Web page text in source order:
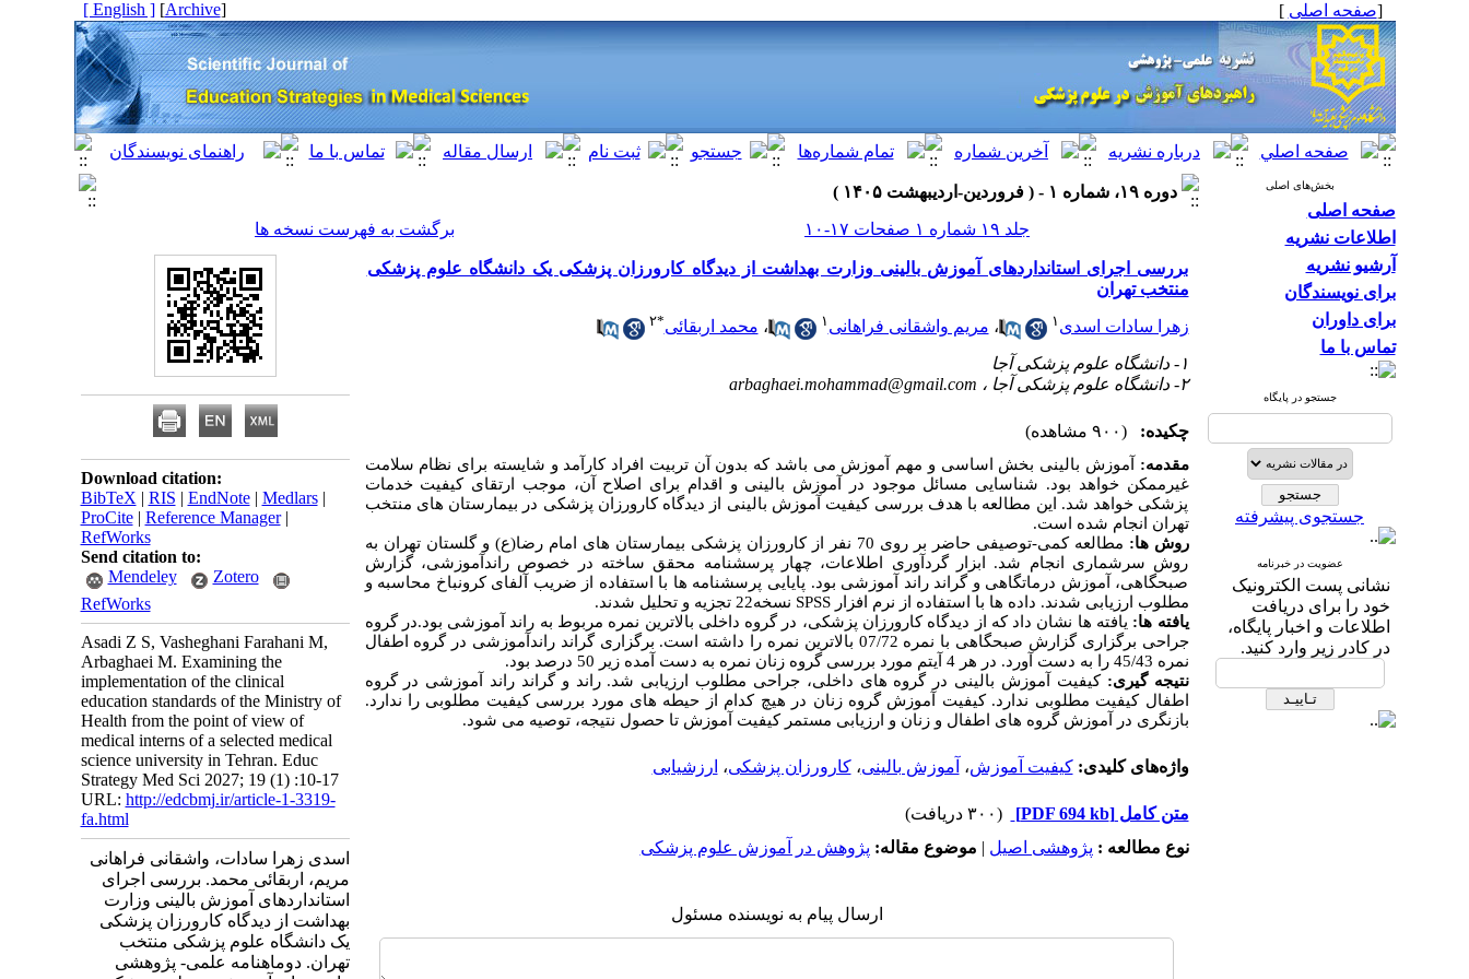
[صفحه اصلی ]
[
Archive
]
[ English ]
بخش‌های اصلی
صفحه اصلی
اطلاعات نشریه
آرشیو نشریه
برای نویسندگان
برای داوران
تماس با ما
جستجو در پایگاه
جستجوی پیشرفته
عضویت در خبرنامه
نشانی پست الکترونیک
خود را برای دریافت
اطلاعات و اخبار پایگاه،
در کادر زیر وارد کنید.
دوره ۱۹، شماره ۱ - ( فروردین-اردیبهشت ۱۴۰۵ )
جلد ۱۹ شماره ۱ صفحات ۱۷-۱۰
برگشت به فهرست نسخه ها
بررسی اجرای استانداردهای آموزش بالینی وزارت بهداشت از دیدگاه کارورزان پزشکی یک دانشگاه علوم پزشکی
منتخب تهران
زهرا سادات اسدی ۱ ، مریم واشقانی فراهانی ۱ ، محمد اربقائی*۲
۱- دانشگاه علوم پزشکی آجا
۲- دانشگاه علوم پزشکی آجا ،
arbaghaei.mohammad@gmail.com
چکیده: (۹۰۰ مشاهده)
مقدمه:
آموزش بالینی بخش اساسی و مهم آموزش می باشد که بدون آن تربیت افراد کارآمد و شایسته برای نظام سلامت
غیرممکن خواهد بود. شناسایی مسائل موجود در آموزش بالینی و اقدام برای اصلاح آن، موجب ارتقای کیفیت خدمات
پزشکی خواهد شد. این مطالعه با هدف بررسی کیفیت آموزش بالینی از دیدگاه کارورزان پزشکی در بیمارستان های منتخب
تهران انجام شده است.
روش ها:
مطالعه کمی-توصیفی حاضر بر روی 70 نفر از کارورزان پزشکی بیمارستان های امام رضا(ع) و گلستان تهران به
روش سرشماری انجام شد. ابزار گردآوری اطلاعات، چهار پرسشنامه محقق ساخته در خصوص راندآموزشی، گزارش
صبحگاهی، آموزش درماتگاهی و گراند راند آموزشی بود. پایایی پرسشنامه ها با استفاده از ضریب آلفای کرونباخ محاسبه و
مطلوب ارزیابی شدند. داده ها با استفاده از نرم افزار SPSS نسخه22 تجزیه و تحلیل شدند.
یافته ها: یافته ها نشان داد که از دیدگاه کارورزان پزشکی، در گروه داخلی بالاترین نمره مربوط به راند آموزشی بود.در گروه
جراحی برگزاری گزارش صبحگاهی با نمره 07/72 بالاترین نمره را داشته است. برگزاری گراند راندآموزشی در گروه اطفال
نمره 45/43 را به دست آورد. در هر 4 آیتم مورد بررسی گروه زنان نمره به دست آمده زیر 50 درصد بود.
نتیجه گیری: کیفیت آموزش بالینی در گروه های داخلی، جراحی مطلوب ارزیابی شد. راند و گراند راند آموزشی در گروه
اطفال کیفیت مطلوبی ندارد. کیفیت آموزش گروه زنان در هیچ کدام از حیطه های مورد بررسی کیفیت مطلوبی را ندارد.
بازنگری در آموزش گروه های اطفال و زنان و ارزیابی مستمر کیفیت آموزش تا حصول نتیجه، توصیه می شود.
واژه‌های کلیدی:کیفیت آموزش، آموزش بالینی،کارورزان پزشکی، ارزشیابی
متن کامل[PDF 694 kb]
(۳۰۰ دریافت)
نوع مطالعه : پژوهشی اصيل | موضوع مقاله: پ‍ژوهش در آموزش علوم پزشکی
ارسال پیام به نویسنده مسئول
Download citation:
BibTeX | RIS | EndNote| Medlars|
ProCite| Reference Manager|
RefWorks
Send citation to:
Mendeley
Zotero
RefWorks
Asadi Z S, Vasheghani Farahani M,
Arbaghaei M. Examining the
implementation of the clinical
education standards of the Ministry of
Health from the point of view of
medical interns of a selected medical
science university in Tehran. Educ
Strategy Med Sci 2027; 19 (1) :10-17
URL: http://edcbmj.ir/article-1-3319-
fa.html
اسدی زهرا سادات، واشقانی فراهانی
مریم، اربقائی محمد. بررسی اجرای
استانداردهای آموزش بالینی وزارت
بهداشت از دیدگاه کارورزان پزشکی
یک دانشگاه علوم پزشکی منتخب
تهران. دوماهنامه علمی- پژوهشی